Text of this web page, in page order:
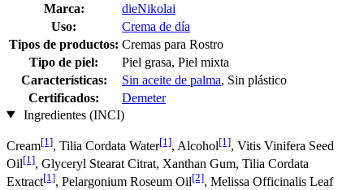
Marca:
dieNikolai
Uso:
Crema de día
Tipos de productos: Cremas para Rostro
Tipo de piel:
Piel grasa, Piel mixta
Características:
Sin aceite de palma, Sin plástico
Certificados:
Demeter
Ingredientes (INCI)
Cream[1], Tilia Cordata Water[1], Alcohol[1], Vitis Vinifera Seed
Oil[1], Glyceryl Stearat Citrat, Xanthan Gum, Tilia Cordata
Extract[1], Pelargonium Roseum Oil[2], Melissa Officinalis Leaf